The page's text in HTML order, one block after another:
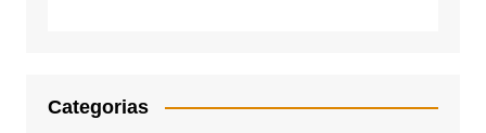
Categorias